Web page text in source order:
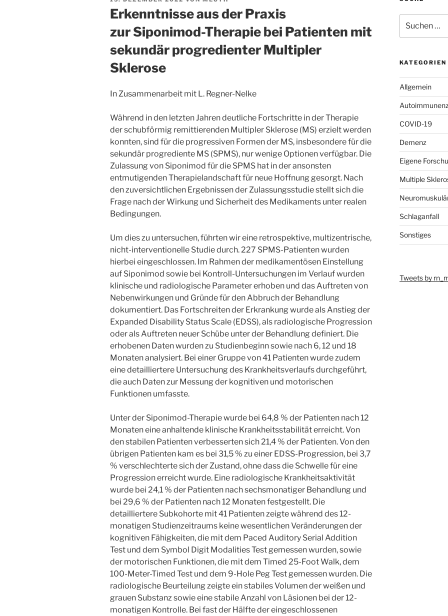
AM
Erkenntnisse aus der Praxis
zur Siponimod-Therapie bei Patienten mit
sekundär progredienter Multipler
Sklerose
In Zusammenarbeit mit L. Regner-Nelke
Während in den letzten Jahren deutliche Fortschritte in der Therapie
der schubförmig remittierenden Multipler Sklerose (MS) erzielt werden
konnten, sind für die progressiven Formen der MS, insbesondere für die
sekundär progrediente MS (SPMS), nur wenige Optionen verfügbar. Die
Zulassung von Siponimod für die SPMS hat in der ansonsten
entmutigenden Therapielandschaft für neue Hoffnung gesorgt. Nach
den zuversichtlichen Ergebnissen der Zulassungsstudie stellt sich die
Frage nach der Wirkung und Sicherheit des Medikaments unter realen
Bedingungen.
Um dies zu untersuchen, führten wir eine retrospektive, multizentrische,
nicht-interventionelle Studie durch. 227 SPMS-Patienten wurden
hierbei eingeschlossen. Im Rahmen der medikamentösen Einstellung
auf Siponimod sowie bei Kontroll-Untersuchungen im Verlauf wurden
klinische und radiologische Parameter erhoben und das Auftreten von
Nebenwirkungen und Gründe für den Abbruch der Behandlung
dokumentiert. Das Fortschreiten der Erkrankung wurde als Anstieg der
Expanded Disability Status Scale (EDSS), als radiologische Progression
oder als Auftreten neuer Schübe unter der Behandlung definiert. Die
erhobenen Daten wurden zu Studienbeginn sowie nach 6, 12 und 18
Monaten analysiert. Bei einer Gruppe von 41 Patienten wurde zudem
eine detailliertere Untersuchung des Krankheitsverlaufs durchgeführt,
die auch Daten zur Messung der kognitiven und motorischen
Funktionen umfasste.
Unter der Siponimod-Therapie wurde bei 64,8 % der Patienten nach 12
Monaten eine anhaltende klinische Krankheitsstabilität erreicht. Von
den stabilen Patienten verbesserten sich 21,4 % der Patienten. Von den
übrigen Patienten kam es bei 31,5 % zu einer EDSS-Progression, bei 3,7
% verschlechterte sich der Zustand, ohne dass die Schwelle für eine
Progression erreicht wurde. Eine radiologische Krankheitsaktivität
wurde bei 24,1 % der Patienten nach sechsmonatiger Behandlung und
bei 29,6 % der Patienten nach 12 Monaten festgestellt. Die
detailliertere Subkohorte mit 41 Patienten zeigte während des 12-
monatigen Studienzeitraums keine wesentlichen Veränderungen der
kognitiven Fähigkeiten, die mit dem Paced Auditory Serial Addition
Test und dem Symbol Digit Modalities Test gemessen wurden, sowie
der motorischen Funktionen, die mit dem Timed 25-Foot Walk, dem
100-Meter-Timed Test und dem 9-Hole Peg Test gemessen wurden. Die
radiologische Beurteilung zeigte ein stabiles Volumen der weißen und
grauen Substanz sowie eine stabile Anzahl von Läsionen bei der 12-
monatigen Kontrolle. Bei fast der Hälfte der eingeschlossenen
nach:
KATEGORIEN
Allgemein
COVID-19
Demenz
Eigene
Multiple
Schlaganfall
Sonstiges
Tweets by